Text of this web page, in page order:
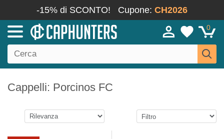
-15% di SCONTO! Cupone: CH2026
0
Cappelli: Porcinos FC